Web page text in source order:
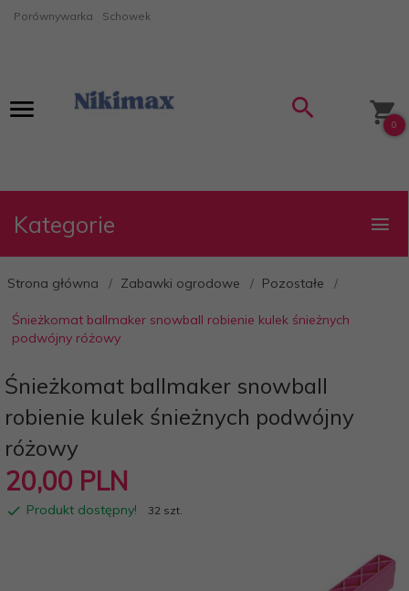
Porównywarka Schowek
0
Kategorie
Strona główna Zabawki ogrodowe Pozostałe
Śnieżkomat ballmaker snowball robienie kulek śnieżnych
podwójny różowy
Śnieżkomat ballmaker snowball
robienie kulek śnieżnych podwójny
różowy
20,00 PLN
Produkt dostępny! 32 szt.